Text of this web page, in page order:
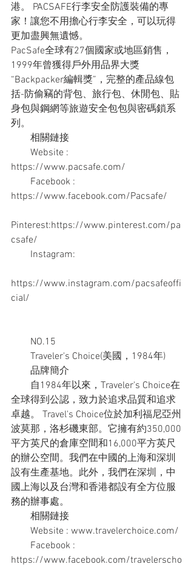
港。 PACSAFE行李安全防護裝備的專
家！讓您不用擔心行李安全，可以玩得
更加盡興無遺憾。
PacSafe全球有27個國家或地區銷售，
1999年曾獲得戶外用品界大獎
“Backpacker編輯獎”，完整的產品線包
括-防偷竊的背包、旅行包、休閒包、貼
身包與鋼網等旅遊安全包包與密碼鎖系
列。
相關鏈接
Website :
https://www.pacsafe.com/
Facebook :
https://www.facebook.com/Pacsafe/
Pinterest:https://www.pinterest.com/pa
csafe/
Instagram:
https://www.instagram.com/pacsafeoffi
cial/
NO.15
Traveler's Choice(美國，1984年)
品牌簡介
自1984年以來，Traveler's Choice在
全球得到公認，致力於追求品質和追求
卓越。 Travel's Choice位於加利福尼亞州
波莫那，洛杉磯東部。它擁有約350,000
平方英尺的倉庫空間和16,000平方英尺
的辦公空間。我們在中國的上海和深圳
設有生產基地。此外，我們在深圳，中
國上海以及台灣和香港都設有全方位服
務的辦事處。
相關鏈接
Website : www.travelerchoice.com/
Facebook :
https://www.facebook.com/travelerscho